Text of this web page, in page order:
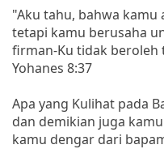
"Aku tahu, bahwa
tetapi kamu berusaha
firman-Ku tidak beroleh
Yohanes 8:37
Apa yang Kulihat pada
dan demikian juga
kamu dengar dari